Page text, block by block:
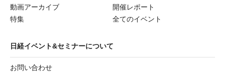
動画アーカイブ
開催レポート
特集
全てのイベント
日経イベント&セミナーについて
お問い合わせ